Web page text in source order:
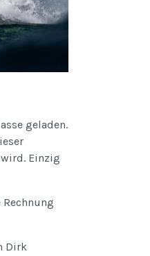
geladen.
Einzig
Dirk